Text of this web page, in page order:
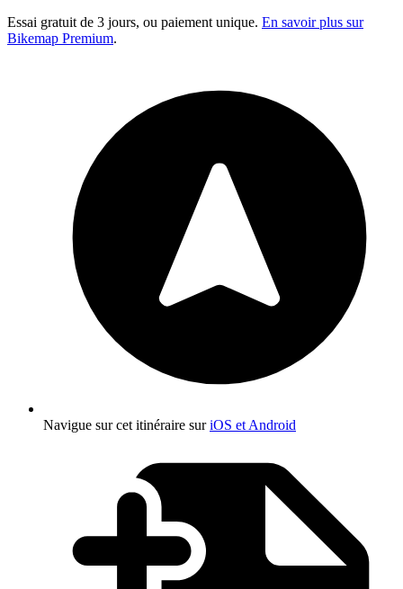
Essai gratuit de 3 jours, ou paiement unique. En savoir plus sur
Bikemap Premium.
Navigue sur cet itinéraire suriOS et Android